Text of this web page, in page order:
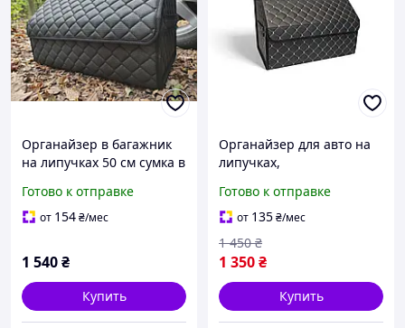
Органайзер в багажник
на липучках 50 см сумка в
машины черный
Готово к отправке
от 154₴/мес
1 540₴
Купить
Органайзер для авто на
липучках,
автомобиль в багажник
машины 50 см, черный с
серой нитью
Готово к отправке
от 135₴/мес
1 350₴
1 450 ₴
Купить